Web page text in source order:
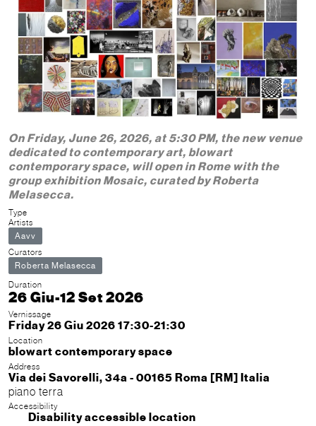
On Friday, June 26, 2026, at 5:30 PM, the new venue
dedicated to contemporary art, blowart
contemporary space, will open in Rome with the
group exhibition Mosaic, curated by Roberta
Melasecca.
Type
Artists
Aavv
Curators
Roberta Melasecca
Duration
26 Giu-12 Set 2026
Vernissage
Friday 26 Giu 2026 17:30-21:30
Location
blowart contemporary space
Address
Via dei Savorelli, 34a - 00165 Roma [RM] Italia
piano terra
Accessibility
Disability accessible location